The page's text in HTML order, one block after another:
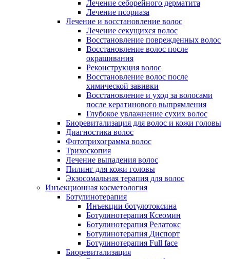
Лечение себорейного дерматита
Лечение псориаза
Лечение и восстановление волос
Лечение секущихся волос
Восстановление поврежденных волос
Восстановление волос после
окрашивания
Реконструкция волос
Восстановление волос после
химической завивки
Восстановление и уход за волосами
после кератинового выпрямления
Глубокое увлажнение сухих волос
Биоревитализация для волос и кожи головы
Диагностика волос
Фототрихограмма волос
Трихоскопия
Лечение выпадения волос
Пилинг для кожи головы
Экзосомальная терапия для волос
Инъекционная косметология
Ботулинотерапия
Инъекции ботулотоксина
Ботулинотерапия Ксеомин
Ботулинотерапия Релатокс
Ботулинотерапия Диспорт
Ботулинотерапия Full face
Биоревитализация